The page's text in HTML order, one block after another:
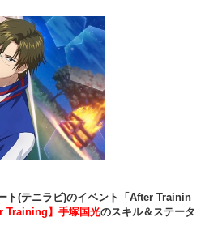
ト(テニラビ)のイベント「After Trainin
Training】手塚国光のスキル＆ステータ